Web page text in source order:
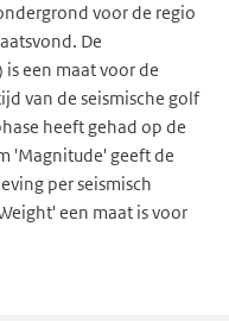
voor de regio
De
een maat voor de
van de seismische golf
heeft gehad op de
'Magnitude' geeft de
per seismisch
een maat is voor